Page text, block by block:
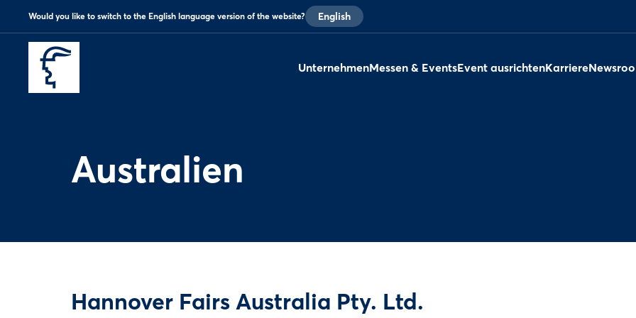
Would you like to switch to the English language version of the website? English
UnternehmenMessen & EventsEvent ausrichtenKarriere
Australien
Hannover Fairs Australia Pty. Ltd.